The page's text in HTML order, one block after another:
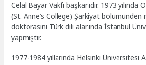
Celal Bayar Vakfı başkanıdır. 1973 yılında
(St. Anne’s College) Şarkiyat bölümünden
doktorasını Türk dili alanında İstanbul
yapmıştır.
1977-1984 yıllarında Helsinki Üniversitesi